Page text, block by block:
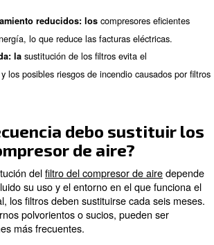
de la sustitución
de los filtros de aire garantiza:
losfiltros limpios permiten un
que el compresor funcione a su
del equipo: la sustitución del
residuos causen desgaste en los
reducidos: los